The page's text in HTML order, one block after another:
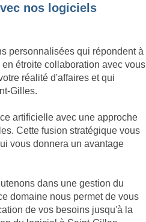
nos logiciels
personnalisées qui répondent à
étroite collaboration avec vous
réalité d'affaires et qui
Gilles.
artificielle avec une approche
Cette fusion stratégique vous
vous donnera un avantage
dans une gestion du
domaine nous permet de vous
de vos besoins jusqu'à la